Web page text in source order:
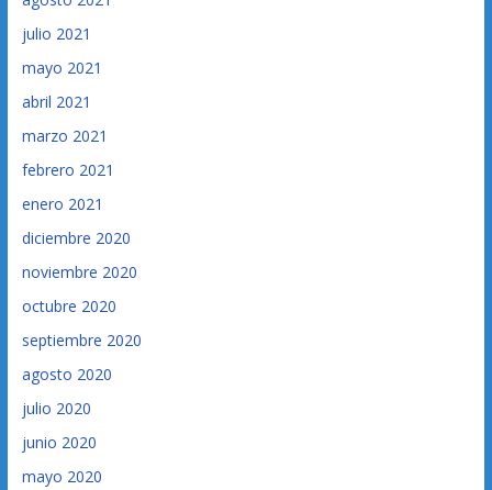
julio 2021
mayo 2021
abril 2021
marzo 2021
febrero 2021
enero 2021
diciembre 2020
noviembre 2020
octubre 2020
septiembre 2020
agosto 2020
julio 2020
junio 2020
mayo 2020